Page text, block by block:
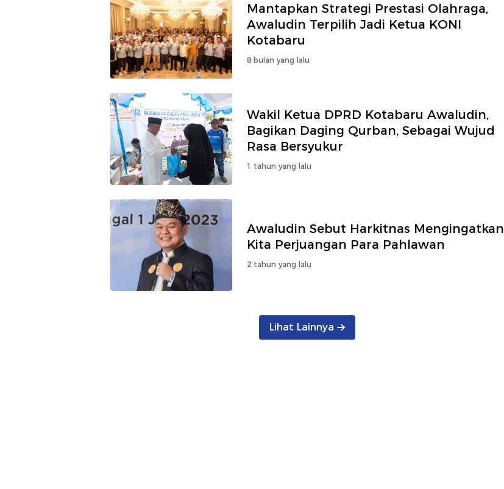
Mantapkan Strategi Prestasi Olahraga,
Awaludin Terpilih Jadi Ketua KONI
Kotabaru
8 bulan yang lalu
Wakil Ketua DPRD Kotabaru Awaludin,
Bagikan Daging Qurban, Sebagai Wujud
Rasa Bersyukur
1 tahun yang lalu
Awaludin Sebut Harkitnas Mengingatkan
Kita Perjuangan Para Pahlawan
2 tahun yang lalu
Lihat Lainnya